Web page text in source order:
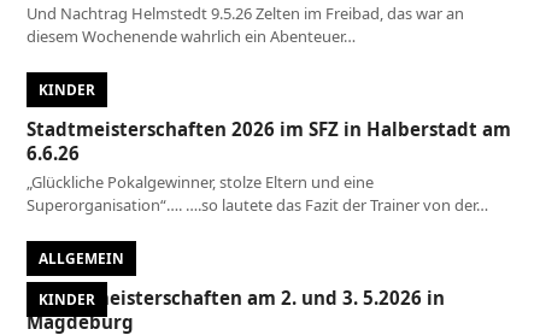
Und Nachtrag Helmstedt 9.5.26 Zelten im Freibad, das war an
diesem Wochenende wahrlich ein Abenteuer…
KINDER
Stadtmeisterschaften 2026 im SFZ in Halberstadt am
6.6.26
„Glückliche Pokalgewinner, stolze Eltern und eine
Superorganisation“…. ….so lautete das Fazit der Trainer von der…
ALLGEMEIN
KINDER
Landesmeisterschaften am 2. und 3. 5.2026 in
Magdeburg